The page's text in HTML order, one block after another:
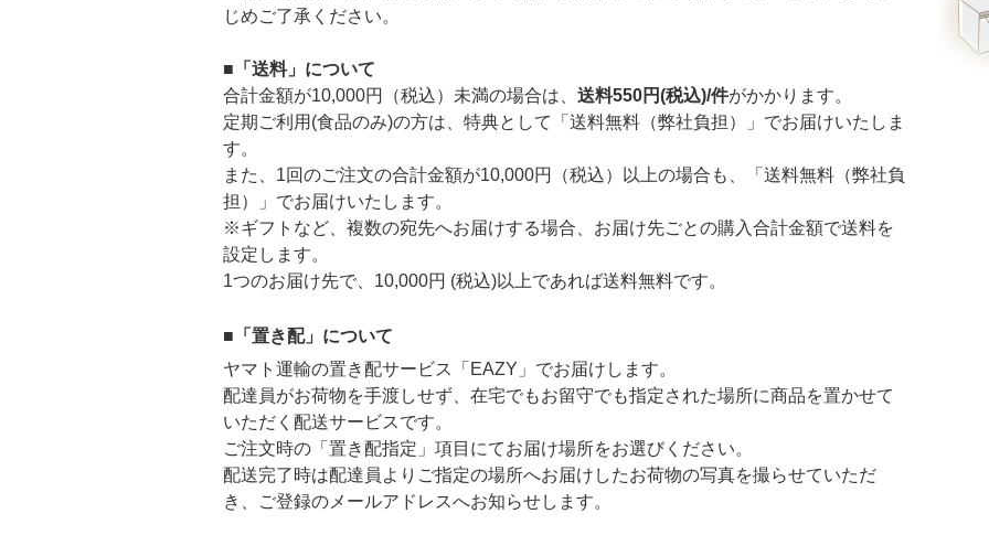
じめご了承ください。
■「送料」について
合計金額が10,000円（税込）未満の場合は、 送料550円(税込)/件がかかります。
定期ご利用(食品のみ)の方は、特典として「送料無料（弊社負担）」でお届けいたしま
す。
また、1回のご注文の合計金額が10,000円（税込）以上の場合も、「送料無料（弊社負
担）」でお届けいたします。
※ギフトなど、複数の宛先へお届けする場合、お届け先ごとの購入合計金額で送料を
設定します。
1つのお届け先で、10,000円 (税込)以上であれば送料無料です。
■「置き配」について
ヤマト運輸の置き配サービス「EAZY」でお届けします。
配達員がお荷物を手渡しせず、在宅でもお留守でも指定された場所に商品を置かせて
いただく配送サービスです。
ご注文時の「置き配指定」項目にてお届け場所をお選びください。
配送完了時は配達員よりご指定の場所へお届けしたお荷物の写真を撮らせていただ
き、ご登録のメールアドレスへお知らせします。